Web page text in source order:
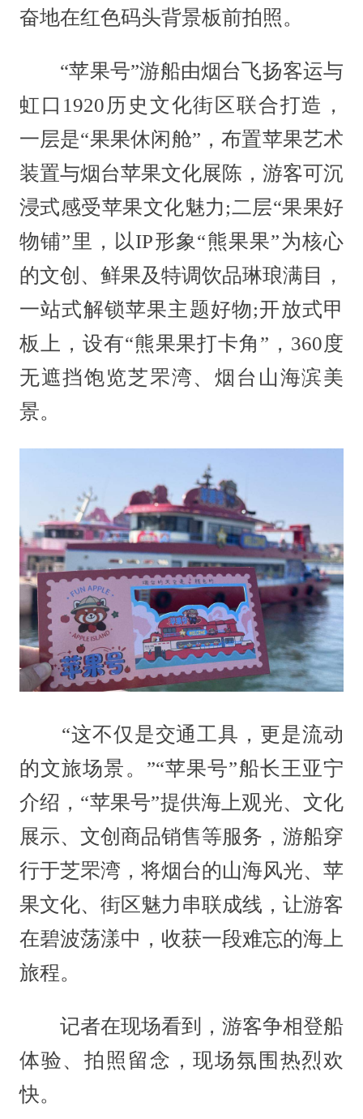
奋地在红色码头背景板前拍照。
“苹果号”游船由烟台飞扬客运与
虹口1920历史文化街区联合打造，
一层是“果果休闲舱”，布置苹果艺术
装置与烟台苹果文化展陈，游客可沉
浸式感受苹果文化魅力;二层“果果好
物铺”里，以IP形象“熊果果”为核心
的文创、鲜果及特调饮品琳琅满目，
一站式解锁苹果主题好物;开放式甲
板上，设有“熊果果打卡角”，360度
无遮挡饱览芝罘湾、烟台山海滨美
景。
“这不仅是交通工具，更是流动
的文旅场景。”“苹果号”船长王亚宁
介绍，“苹果号”提供海上观光、文化
展示、文创商品销售等服务，游船穿
行于芝罘湾，将烟台的山海风光、苹
果文化、街区魅力串联成线，让游客
在碧波荡漾中，收获一段难忘的海上
旅程。
记者在现场看到，游客争相登船
体验、拍照留念，现场氛围热烈欢
快。